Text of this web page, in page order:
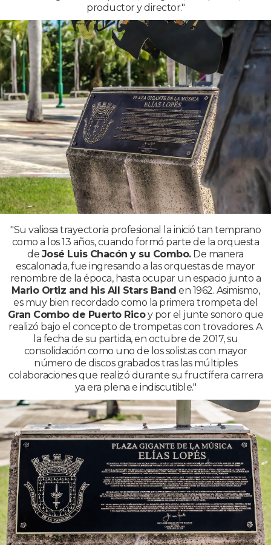
productor y director."
"Su valiosa trayectoria profesional la inició tan temprano
como a los 13 años, cuando formó parte de la orquesta
de José Luis Chacón y su Combo.De manera
escalonada, fue ingresando a las orquestas de mayor
renombre de la época, hasta ocupar un espacio junto a
Mario Ortiz and his All Stars Band en 1962. Asimismo,
es muy bien recordado como la primera trompeta del
Gran Combo de Puerto Ricoy por el junte sonoro que
realizó bajo el concepto de trompetas con trovadores. A
la fecha de su partida, en octubre de 2017, su
consolidación como uno de los solistas con mayor
número de discos grabados tras las múltiples
colaboraciones que realizó durante su fructífera carrera
ya era plena e indiscutible."